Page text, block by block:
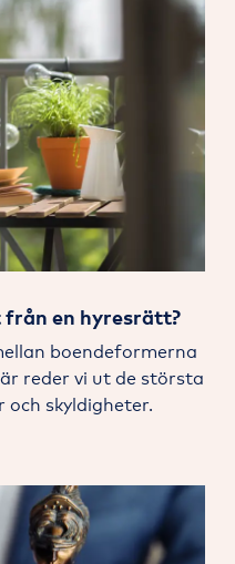
en hyresrätt?
boendeformerna
reder vi ut de största
skyldigheter.